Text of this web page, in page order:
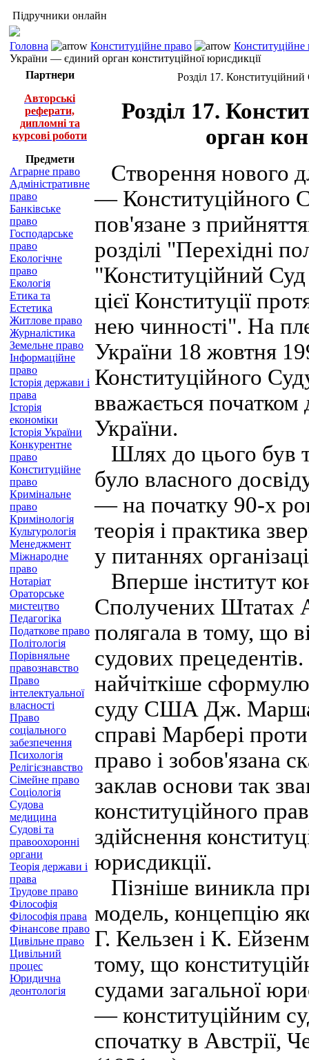
Підручники онлайн
Головна Конституційне право
України — єдиний орган конституційної юрисдикції
Партнери
Авторські
реферати,
дипломні та
курсові роботи
Предмети
Аграрне право
Адміністративне
право
Банківське
право
Господарське
право
Екологічне
право
Екологія
Етика та
Естетика
Житлове право
Журналістика
Земельне право
Інформаційне
право
Історія держави і
права
Історія
економіки
Історія України
Конкурентне
право
Конституційне
право
Кримінальне
право
Кримінологія
Культурологія
Менеджмент
Міжнародне
право
Нотаріат
Ораторське
мистецтво
Педагогіка
Податкове право
Політологія
Порівняльне
правознавство
Право
інтелектуальної
власності
Право
соціального
забезпечення
Психологія
Релігієзнавство
Сімейне право
Соціологія
Судова
медицина
Судові та
правоохоронні
органи
Теорія держави і
права
Трудове право
Філософія
Філософія права
Фінансове право
Цивільне право
Цивільний
процес
Юридична
деонтологія
Розділ 17.
Розділ 17.
орган
Створення нового
— Конституційного
пов'язане з
розділі "Перехідні
"Конституційний
цієї Конституції
нею чинності". На
України 18 жовтня
Конституційного
вважається початком
України.
Шлях до цього був
було власного
— на початку 90-х
теорія і практика
у питаннях
Вперше інститут
Сполучених Штатах
полягала в тому, що
судових
найчіткіше
суду США Дж.
справі Марбері
право і зобов'язана
заклав основи так
конституційного
здійснення
юрисдикції.
Пізніше виникла
модель, концепцію
Г. Кельзен і К.
тому, що
судами загальної
— конституційним
спочатку в Австрії,